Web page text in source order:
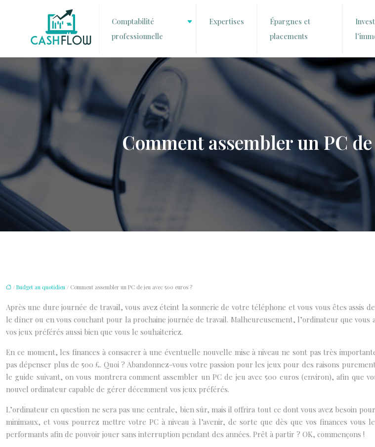
Comptabilité
professionnelle
Expertises
Épargnes et
placements
Comment assembler un PC
/ Budget au quotidien / Comment assembler un PC de jeu avec 500 euros ?
Après une dure journée de travail, vous avez éteint la sonnerie de votre téléphone et vous vous êtes
le dîner ou en vous couchant pour la prochaine journée de travail. Malheureusement, l’ordinateur que
vos jeux préférés aussi bien que vous le souhaiteriez.
En ce moment, les finances à consacrer à une éventuelle nouvelle mise à niveau ne sont pas très
pas dépenser plus de 500 £. Quoi ? Abandonnez-vous votre passion pour les jeux pour des raisons
le guide suivant, on vous montrera comment assembler un PC de jeu avec 500 euros (environ), afin
nouvel ordinateur capable de gérer décemment vos jeux préférés.
L’ordinateur en question ne sera pas une centrale, bien sûr, mais il offrira tout ce dont vous avez besoin
minimaux, et vous pourrez mettre votre PC à niveau à l’avenir, de sorte que dès que vos finances
performants afin de pouvoir jouer sans interruption pendant des années. Prêt à partir ? OK, commençons !